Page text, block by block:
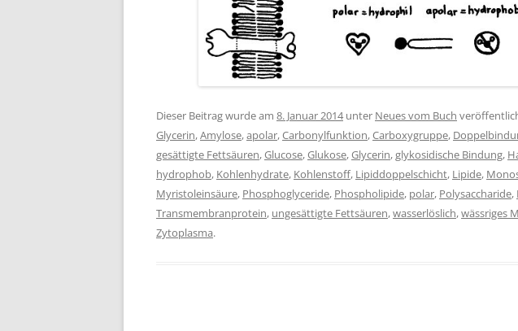
Dieser Beitrag wurde am 8. Januar 2014unter Neues vom Buch
Glycerin,Amylose,apolar,Carbonylfunktion,Carboxygruppe,
gesättigte Fettsäuren,Glucose,Glukose,Glycerin,glykosidische Bindung,
hydrophob, Kohlenhydrate, Kohlenstoff, Lipiddoppelschicht, Lipide,
Myristoleinsäure, Phosphoglyceride, Phospholipide, polar, Polysaccharide,
Transmembranprotein, ungesättigte Fettsäuren,wasserlöslich,wässriges
Zytoplasma.